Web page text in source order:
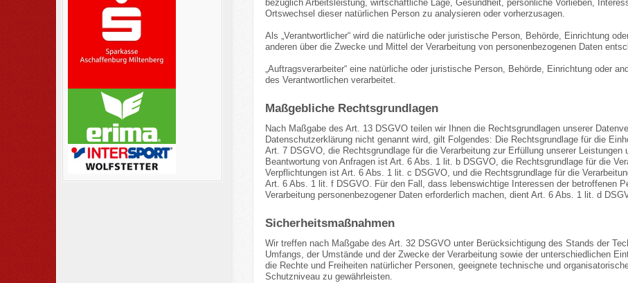
bezüglich Arbeitsleistung, wirtschaftliche Lage, Gesundheit, persönliche Vorlieben,
Ortswechsel dieser natürlichen Person zu analysieren oder vorherzusagen.
Als „Verantwortlicher“ wird die natürliche oder juristische Person, Behörde, Einrichtung
anderen über die Zwecke und Mittel der Verarbeitung von personenbezogenen Daten
„Auftragsverarbeiter“ eine natürliche oder juristische Person, Behörde, Einrichtung oder
des Verantwortlichen verarbeitet.
Maßgebliche Rechtsgrundlagen
Nach Maßgabe des Art. 13 DSGVO teilen wir Ihnen die Rechtsgrundlagen unserer
Datenschutzerklärung nicht genannt wird, gilt Folgendes: Die Rechtsgrundlage für die
Art. 7 DSGVO, die Rechtsgrundlage für die Verarbeitung zur Erfüllung unserer
Beantwortung von Anfragen ist Art. 6 Abs. 1 lit. b DSGVO, die Rechtsgrundlage für die
Verpflichtungen ist Art. 6 Abs. 1 lit. c DSGVO, und die Rechtsgrundlage für die
Art. 6 Abs. 1 lit. f DSGVO. Für den Fall, dass lebenswichtige Interessen der betroffenen
Verarbeitung personenbezogener Daten erforderlich machen, dient Art. 6 Abs. 1 lit. d
Sicherheitsmaßnahmen
Wir treffen nach Maßgabe des Art. 32 DSGVO unter Berücksichtigung des Stands der
Umfangs, der Umstände und der Zwecke der Verarbeitung sowie der unterschiedlichen
die Rechte und Freiheiten natürlicher Personen, geeignete technische und
Schutzniveau zu gewährleisten.